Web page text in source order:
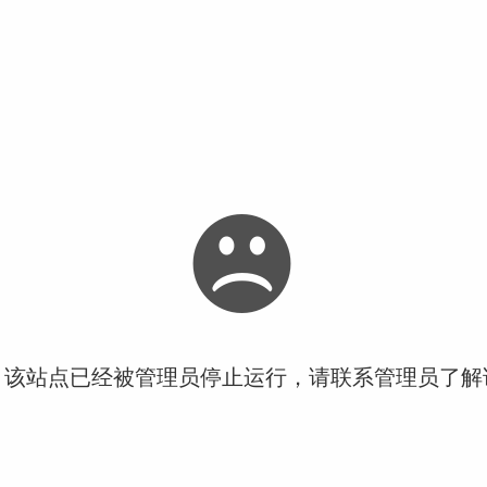
站点已经被管理员停止运行，请联系管理员了